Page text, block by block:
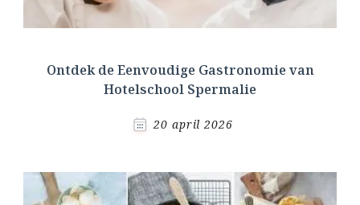
Ontdek de Eenvoudige Gastronomie van
Hotelschool Spermalie
20 april 2026